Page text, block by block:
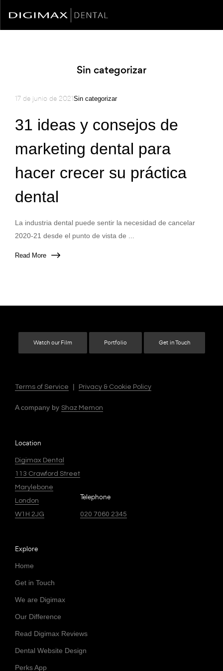
Sin categorizar
17 de junio de 2021Sin categorizar
31 ideas y consejos de
marketing dental para
hacer crecer su práctica
dental
La industria dental puede sentir la necesidad de cancelar
2020-21 desde el punto de vista de ...
Read More
Watch our Film Portfolio Get in Touch
Terms of Service | Privacy & Cookie Policy
A company by Shaz Memon
Location
Digimax Dental
113 Crawford Street
Marylebone
London
W1H 2JG
Telephone
020 7060 2345
Explore
Home
Get in Touch
We are Digimax
Our Difference
Read Digimax Reviews
Dental Website Design
Perks App